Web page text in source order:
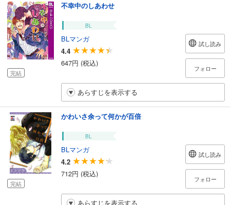
完結
不幸中のしあわせ
BL
BLマンガ
4.4
647円 (税込)
試し読み
フォロー
あらすじを表示する
完結
かわいさ余って何かが百倍
BL
BLマンガ
4.2
712円 (税込)
試し読み
フォロー
あらすじを表示する